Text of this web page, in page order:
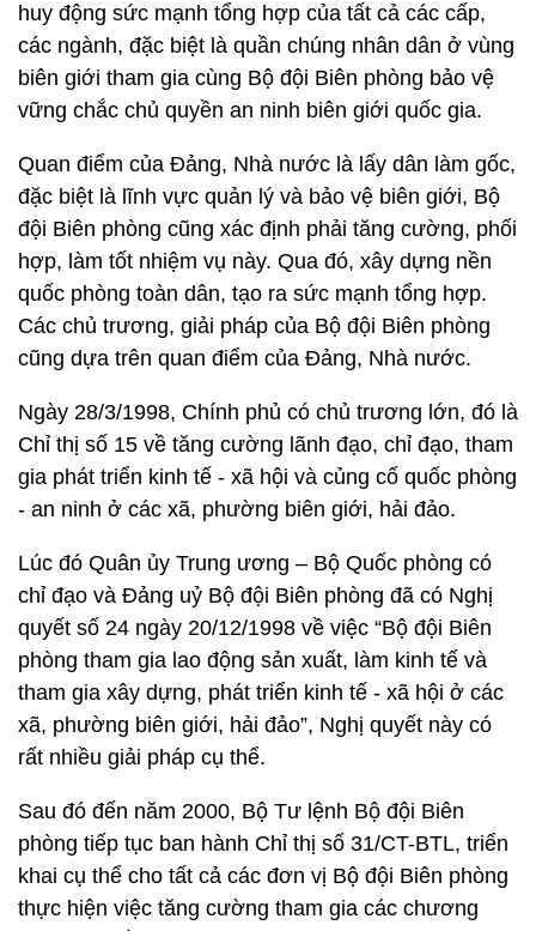
huy động sức mạnh tổng hợp của tất cả các cấp,
các ngành, đặc biệt là quần chúng nhân dân ở vùng
biên giới tham gia cùng Bộ đội Biên phòng bảo vệ
vững chắc chủ quyền an ninh biên giới quốc gia.
Quan điểm của Đảng, Nhà nước là lấy dân làm gốc,
đặc biệt là lĩnh vực quản lý và bảo vệ biên giới, Bộ
đội Biên phòng cũng xác định phải tăng cường, phối
hợp, làm tốt nhiệm vụ này. Qua đó, xây dựng nền
quốc phòng toàn dân, tạo ra sức mạnh tổng hợp.
Các chủ trương, giải pháp của Bộ đội Biên phòng
cũng dựa trên quan điểm của Đảng, Nhà nước.
Ngày 28/3/1998, Chính phủ có chủ trương lớn, đó là
Chỉ thị số 15 về tăng cường lãnh đạo, chỉ đạo, tham
gia phát triển kinh tế - xã hội và củng cố quốc phòng
- an ninh ở các xã, phường biên giới, hải đảo.
Lúc đó Quân ủy Trung ương – Bộ Quốc phòng có
chỉ đạo và Đảng uỷ Bộ đội Biên phòng đã có Nghị
quyết số 24 ngày 20/12/1998 về việc “Bộ đội Biên
phòng tham gia lao động sản xuất, làm kinh tế và
tham gia xây dựng, phát triển kinh tế - xã hội ở các
xã, phường biên giới, hải đảo”, Nghị quyết này có
rất nhiều giải pháp cụ thể.
Sau đó đến năm 2000, Bộ Tư lệnh Bộ đội Biên
phòng tiếp tục ban hành Chỉ thị số 31/CT-BTL, triển
khai cụ thể cho tất cả các đơn vị Bộ đội Biên phòng
thực hiện việc tăng cường tham gia các chương